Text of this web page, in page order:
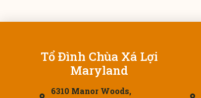
Tổ Đình Chùa Xá Lợi
Maryland
6310 Manor Woods,